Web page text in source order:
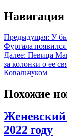
Навигация
Предыдущая: У
Фургала
Далее: Певица
за колонки о ее
Ковальчуком
Похожие
Женевский
2022 году